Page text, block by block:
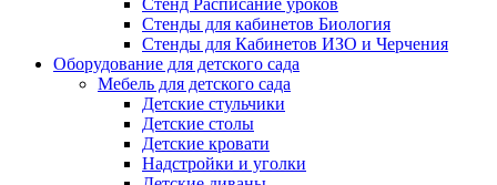
Стенд Расписание уроков
Стенды для кабинетов Биология
Стенды для Кабинетов ИЗО и Черчения
Оборудование для детского сада
Мебель для детского сада
Детские стульчики
Детские столы
Детские кровати
Надстройки и уголки